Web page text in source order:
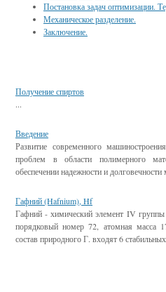
Постановка задач оптимизации.
Механическое разделение.
Заключение.
Получение спиртов
...
Введение
Развитие современного
проблем в области полимерного
обеспечении надежности и
Гафний (Hafnium), Hf
Гафний - химический элемент IV группы
порядковый номер 72, атомная масса
состав природного Г. входят 6